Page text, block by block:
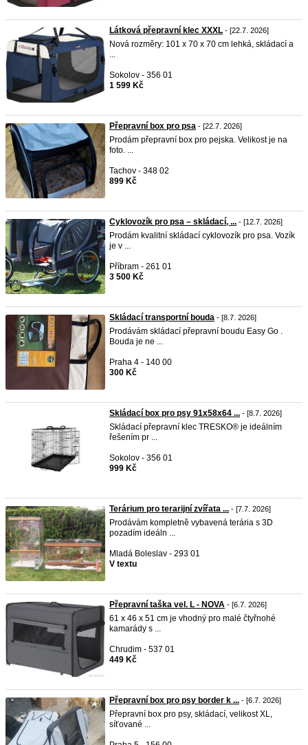
Látková přepravní klec XXXL - [22.7. 2026]
Nová rozměry: 101 x 70 x 70 cm lehká, skládací a
...
Sokolov - 356 01
1 599 Kč
Přepravní box pro psa - [22.7. 2026]
Prodám přepravní box pro pejska. Velikost je na
foto. ...
Tachov - 348 02
899 Kč
Cyklovozík pro psa – skládací, ... - [12.7. 2026]
Prodám kvalitní skládací cyklovozík pro psa. Vozík
je v ...
Příbram - 261 01
3 500 Kč
Skládací transportní bouda - [8.7. 2026]
Prodávám skládací přepravní boudu Easy Go .
Bouda je ne ...
Praha 4 - 140 00
300 Kč
Skládací box pro psy 91x58x64 ... - [8.7. 2026]
Skládací přepravní klec TRESKO®️ je ideálním
řešením pr ...
Sokolov - 356 01
999 Kč
Terárium pro terarijní zvířata ... - [7.7. 2026]
Prodávám kompletně vybavená terária s 3D
pozadím ideáln ...
Mladá Boleslav - 293 01
V textu
Přepravní taška vel. L - NOVA - [6.7. 2026]
61 x 46 x 51 cm je vhodný pro malé čtyřnohé
kamarády s ...
Chrudim - 537 01
449 Kč
Přepravní box pro psy border k ... - [6.7. 2026]
Přepravní box pro psy, skládací, velikost XL,
síťované ...